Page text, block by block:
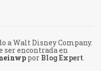
a Walt Disney Company.
encontrada en
por Blog Expert.